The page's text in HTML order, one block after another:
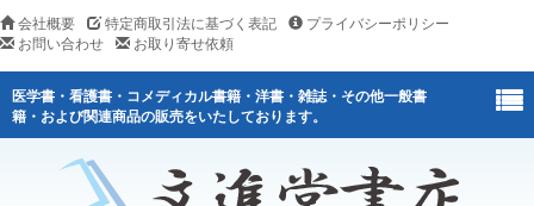
会社概要 特定商取引法に基づく表記
プライバシーポリシー
お問い合わせ
お取り寄せ依頼
医学書・看護書・コメディカル書籍・洋書・雑誌・その他一般書
籍・および関連商品の販売をいたしております。